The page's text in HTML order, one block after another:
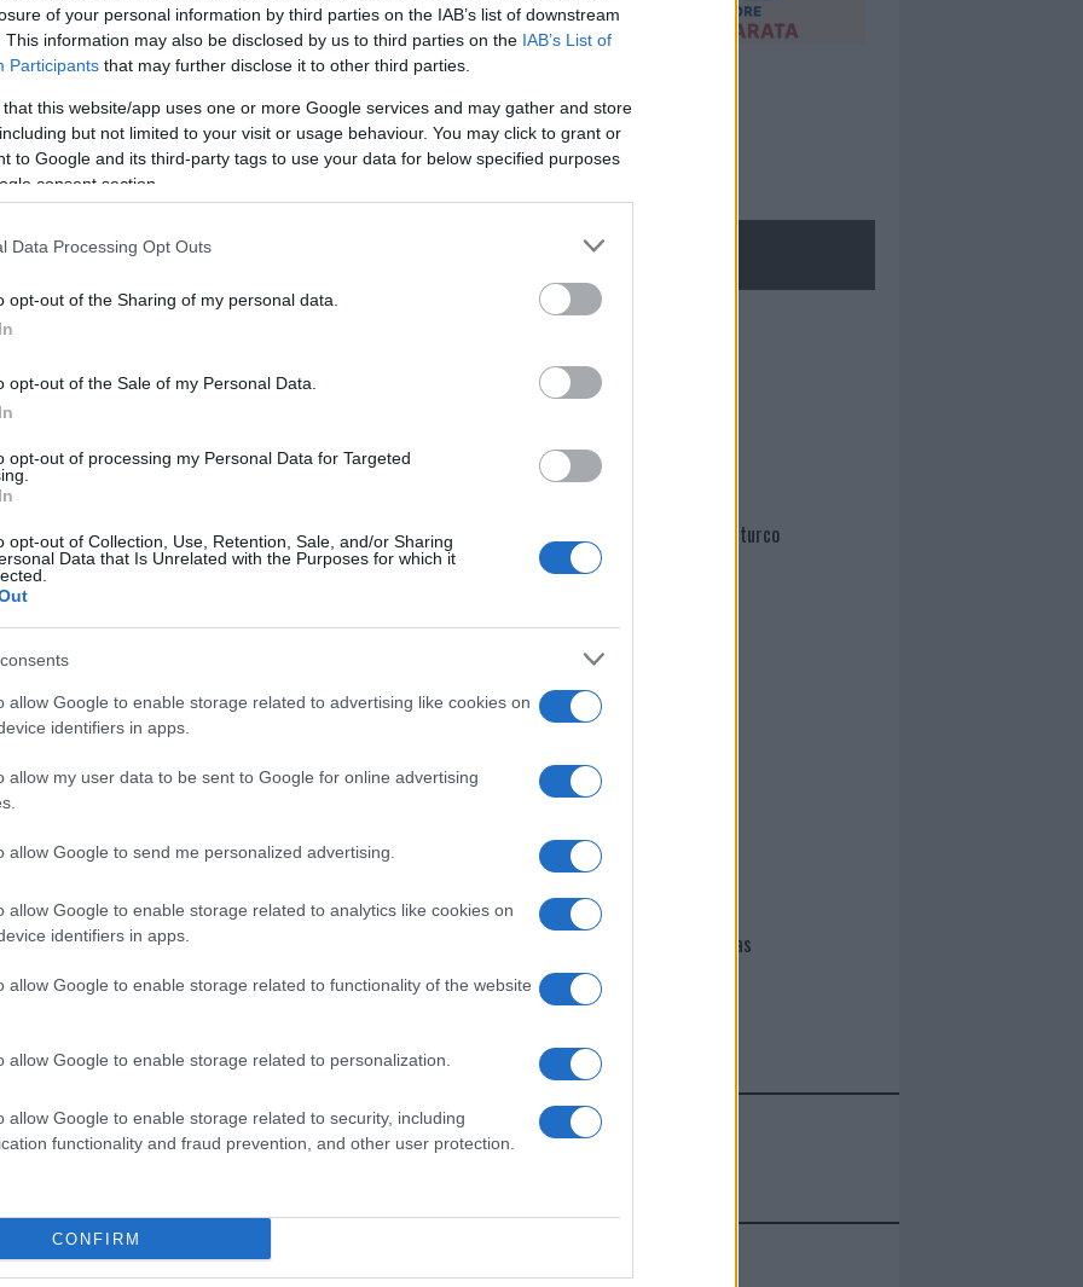
of your personal information by third parties on the IAB’s list of downstream
This information may also be disclosed by us to third parties on the IAB’s List of
Participants that may further disclose it to other third parties.
that this website/app uses one or more Google services and may gather and store
but not limited to your visit or usage behaviour. You may click to grant or
to Google and its third-party tags to use your data for below specified purposes
consent section.
Data Processing Opt Outs
opt-out of the Sharing of my personal data.
opt-out of the Sale of my Personal Data.
opt-out of processing my Personal Data for Targeted
opt-out of Collection, Use, Retention, Sale, and/or Sharing
Data that Is Unrelated with the Purposes for which it
allow Google to enable storage related to advertising like cookies on
identifiers in apps.
allow my user data to be sent to Google for online advertising
allow Google to send me personalized advertising.
allow Google to enable storage related to analytics like cookies on
identifiers in apps.
allow Google to enable storage related to functionality of the website
allow Google to enable storage related to personalization.
allow Google to enable storage related to security, including
functionality and fraud prevention, and other user protection.
CONFIRM
dice la sua. “Da bambino hoprovato un vero
sereni sapendo che qualunque cosa
Sono cose che ti segnano”.
ieri sono nati due bimbi: uno alle
Giovanni Paolo secondo di Olbia
luce alle ore 23.16. Appena in tempo per
cliccando qui
nella sezione
Nati 29 Febbraio
NECROLOGIE
Martina Agostina Diturco
I nostri cari
I nostri cari
Giovannimaria Cabras
Invia un Comunicato Stampa|Pubblicità|Segnala